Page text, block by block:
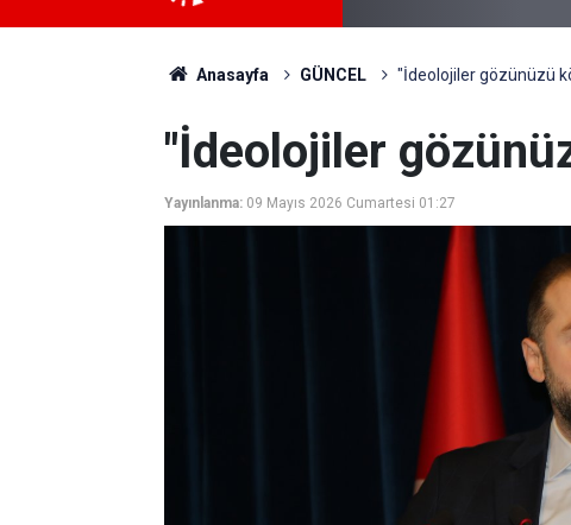
Anasayfa GÜNCEL "İdeolojiler gözünüzü
"İdeolojiler
Yayınlanma: 09 Mayıs 2026 Cumartesi 01:27